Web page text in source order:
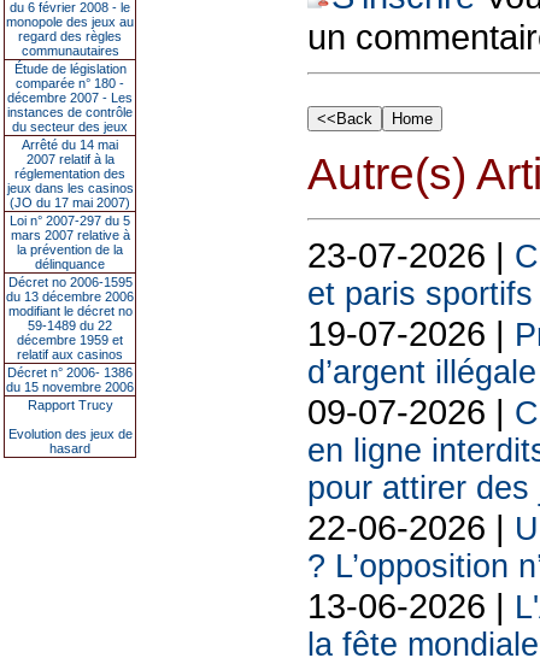
du 6 février 2008 - le
monopole des jeux au
regard des règles
communautaires
Étude de législation
comparée n° 180 -
décembre 2007 - Les
instances de contrôle
du secteur des jeux
Arrêté du 14 mai
2007 relatif à la
réglementation des
jeux dans les casinos
(JO du 17 mai 2007)
Loi n° 2007-297 du 5
mars 2007 relative à
la prévention de la
délinquance
Décret no 2006-1595
du 13 décembre 2006
modifiant le décret no
59-1489 du 22
décembre 1959 et
relatif aux casinos
Décret n° 2006- 1386
du 15 novembre 2006
Rapport Trucy
Evolution des jeux de
hasard
un
Autre(s)
23-07-2026 |
et paris
19-07-2026 |
d’argent
09-07-2026 |
en ligne
pour attirer des
22-06-2026 |
? L’opposition
13-06-2026 |
la fête